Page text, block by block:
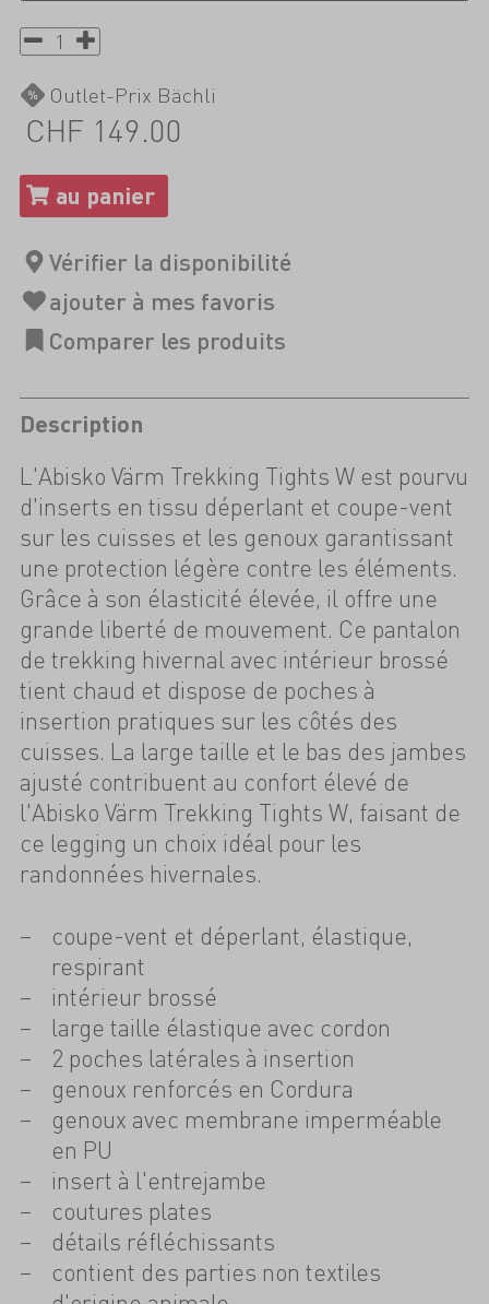
Outlet-Prix Bächli
CHF 149.00
Description
L'Abisko Värm Trekking Tights W est pourvu
d'inserts en tissu déperlant et coupe-vent
sur les cuisses et les genoux garantissant
une protection légère contre les éléments.
Grâce à son élasticité élevée, il offre une
grande liberté de mouvement. Ce pantalon
de trekking hivernal avec intérieur brossé
tient chaud et dispose de poches à
insertion pratiques sur les côtés des
cuisses. La large taille et le bas des jambes
ajusté contribuent au confort élevé de
l'Abisko Värm Trekking Tights W, faisant de
ce legging un choix idéal pour les
randonnées hivernales.
coupe-vent et déperlant, élastique,
respirant
intérieur brossé
large taille élastique avec cordon
2 poches latérales à insertion
genoux renforcés en Cordura
genoux avec membrane imperméable
en PU
insert à l'entrejambe
coutures plates
détails réfléchissants
contient des parties non textiles